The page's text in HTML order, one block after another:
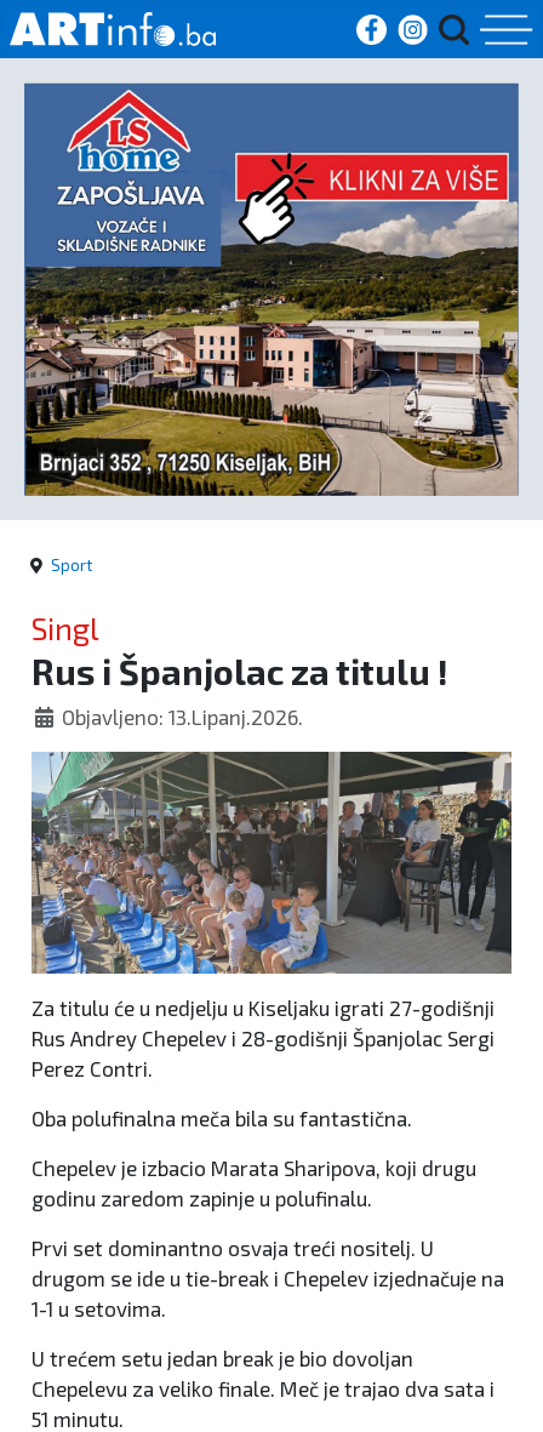
Početna
Vijesti
Sport
Kultura
Crna
kronika
Politika
Sport
Singl
Rus i Španjolac za titulu !
Objavljeno: 13.Lipanj.2026.
Za titulu će u nedjelju u Kiseljaku igrati 27-godišnji
Rus Andrey Chepelev i 28-godišnji Španjolac Sergi
Perez Contri.
Oba polufinalna meča bila su fantastična.
Chepelev je izbacio Marata Sharipova, koji drugu
godinu zaredom zapinje u polufinalu.
Prvi set dominantno osvaja treći nositelj. U
drugom se ide u tie-break i Chepelev izjednačuje na
1-1 u setovima.
U trećem setu jedan break je bio dovoljan
Chepelevu za veliko finale. Meč je trajao dva sata i
51 minutu.